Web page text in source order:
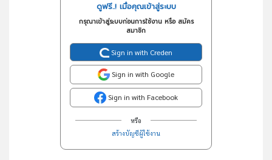
ดูฟรี..! เมื่อคุณเข้าสู่ระบบ
กรุณาเข้าสู่ระบบก่อนการใช้งาน หรือ สมัคร
สมาชิก
Sign in with Creden
Sign in with Google
Sign in with Facebook
หรือ
สร้างบัญชีผู้ใช้งาน